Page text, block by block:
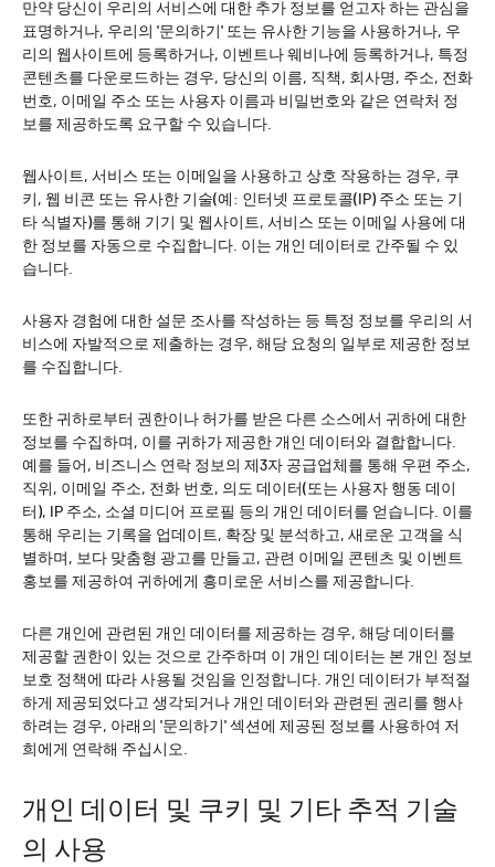
만약 당신이 우리의 서비스에 대한 추가 정보를 얻고자 하는 관심을
표명하거나, 우리의 '문의하기' 또는 유사한 기능을 사용하거나, 우
리의 웹사이트에 등록하거나, 이벤트나 웨비나에 등록하거나, 특정
콘텐츠를 다운로드하는 경우, 당신의 이름, 직책, 회사명, 주소, 전화
번호, 이메일 주소 또는 사용자 이름과 비밀번호와 같은 연락처 정
보를 제공하도록 요구할 수 있습니다.
웹사이트, 서비스 또는 이메일을 사용하고 상호 작용하는 경우, 쿠
키, 웹 비콘 또는 유사한 기술(예: 인터넷 프로토콜(IP) 주소 또는 기
타 식별자)를 통해 기기 및 웹사이트, 서비스 또는 이메일 사용에 대
한 정보를 자동으로 수집합니다. 이는 개인 데이터로 간주될 수 있
습니다.
사용자 경험에 대한 설문 조사를 작성하는 등 특정 정보를 우리의 서
비스에 자발적으로 제출하는 경우, 해당 요청의 일부로 제공한 정보
를 수집합니다.
또한 귀하로부터 권한이나 허가를 받은 다른 소스에서 귀하에 대한
정보를 수집하며, 이를 귀하가 제공한 개인 데이터와 결합합니다.
예를 들어, 비즈니스 연락 정보의 제3자 공급업체를 통해 우편 주소,
직위, 이메일 주소, 전화 번호, 의도 데이터(또는 사용자 행동 데이
터), IP 주소, 소셜 미디어 프로필 등의 개인 데이터를 얻습니다. 이를
통해 우리는 기록을 업데이트, 확장 및 분석하고, 새로운 고객을 식
별하며, 보다 맞춤형 광고를 만들고, 관련 이메일 콘텐츠 및 이벤트
홍보를 제공하여 귀하에게 흥미로운 서비스를 제공합니다.
다른 개인에 관련된 개인 데이터를 제공하는 경우, 해당 데이터를
제공할 권한이 있는 것으로 간주하며 이 개인 데이터는 본 개인 정보
보호 정책에 따라 사용될 것임을 인정합니다. 개인 데이터가 부적절
하게 제공되었다고 생각되거나 개인 데이터와 관련된 권리를 행사
하려는 경우, 아래의 '문의하기' 섹션에 제공된 정보를 사용하여 저
희에게 연락해 주십시오.
개인 데이터 및 쿠키 및 기타 추적 기술
의 사용